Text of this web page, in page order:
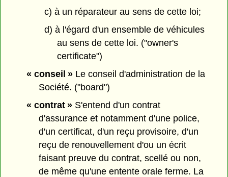
c) à un réparateur au sens de cette loi;
d) à l'égard d'un ensemble de véhicules
au sens de cette loi. ("owner's
certificate")
« conseil »Le conseil d'administration de la
Société. ("board")
« contrat »S'entend d'un contrat
d'assurance et notamment d'une police,
d'un certificat, d'un reçu provisoire, d'un
reçu de renouvellement d'ou un écrit
faisant preuve du contrat, scellé ou non,
de même qu'une entente orale ferme. La